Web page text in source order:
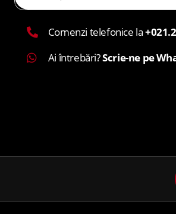
Comenzi telefonice la
Ai întrebări?Scrie-ne pe